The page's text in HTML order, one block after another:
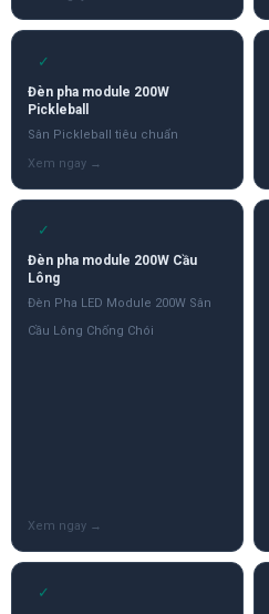
✓
Đèn pha module 200W
Pickleball
Sân Pickleball tiêu chuẩn
✓
Đèn pha module 200W Cầu
Lông
Đèn Pha LED Module 200W Sân
Cầu Lông Chống Chói
✓